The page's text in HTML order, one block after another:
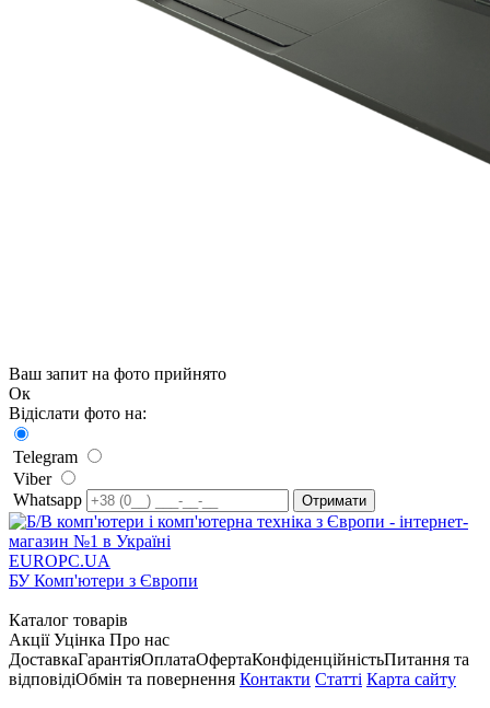
Ваш запит на фото прийнято
Ок
Відіслати фото на:
Telegram
Viber
Whatsapp
EUROPC.UA
БУ Комп'ютери з Європи
Каталог товарів
Акції Уцінка Про нас
ДоставкаГарантіяОплатаОфертаКонфіденційністьПитання та
відповідіОбмін та повернення Контакти Статті Карта сайту